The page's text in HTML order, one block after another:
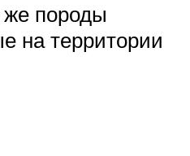
же породы
на территории